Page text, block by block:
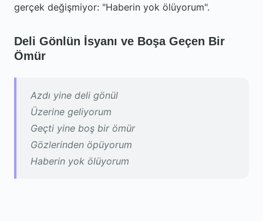
gerçek değişmiyor: "Haberin yok ölüyorum".
Deli Gönlün İsyanı ve Boşa Geçen Bir
Ömür
Azdı yine deli gönül
Üzerine geliyorum
Geçti yine boş bir ömür
Gözlerinden öpüyorum
Haberin yok ölüyorum